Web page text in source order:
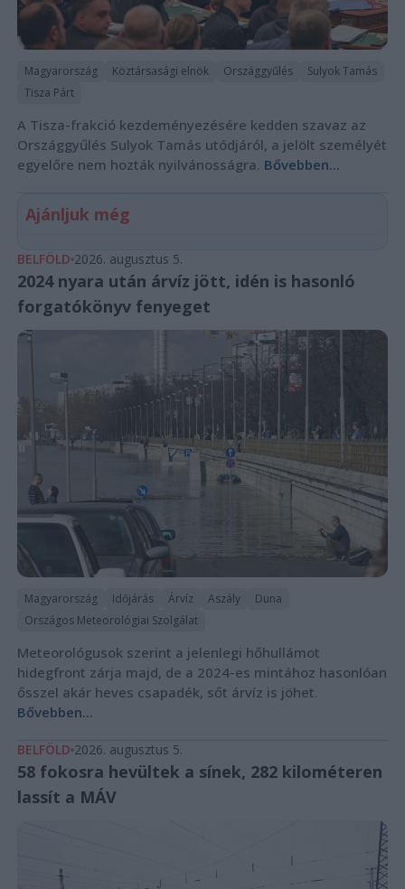
Magyarország Köztársasági elnök Országgyűlés
Sulyok Tamás
Tisza Párt
A Tisza-frakció kezdeményezésére kedden szavaz az
Országgyűlés Sulyok Tamás utódjáról, a jelölt személyét
egyelőre nem hozták nyilvánosságra. Bővebben...
Ajánljuk még
BELFÖLD 2026. augusztus 5.
2024 nyara után árvíz jött, idén is hasonló
forgatókönyv fenyeget
Magyarország Időjárás Árvíz Aszály
Duna
Országos Meteorológiai Szolgálat
Meteorológusok szerint a jelenlegi hőhullámot
hidegfront zárja majd, de a 2024-es mintához hasonlóan
ősszel akár heves csapadék, sőt árvíz is jöhet.
Bővebben...
BELFÖLD 2026. augusztus 5.
58 fokosra hevültek a sínek, 282 kilométeren
lassít a MÁV